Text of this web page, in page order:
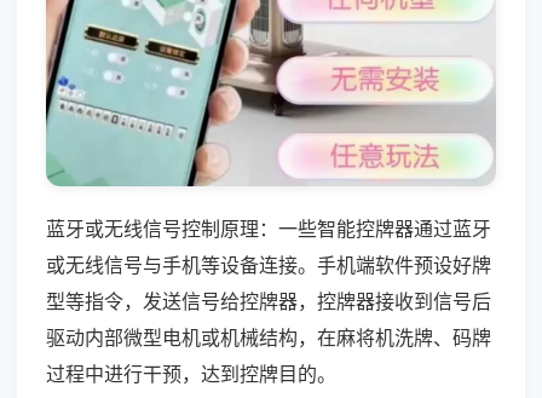
蓝牙或无线信号控制原理：一些智能控牌器通过蓝牙
或无线信号与手机等设备连接。手机端软件预设好牌
型等指令，发送信号给控牌器，控牌器接收到信号后
驱动内部微型电机或机械结构，在麻将机洗牌、码牌
过程中进行干预，达到控牌目的。